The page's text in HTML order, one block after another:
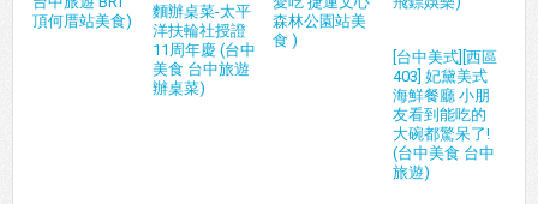
頂何厝站美食)
麵辦桌菜-太平
洋扶輪社授證
11周年慶 (台中
美食 台中旅遊
辦桌菜)
森林公園站美
食 )
[台中美式][西區
403] 妃黛美式
海鮮餐廳 小朋
友看到能吃的
大碗都驚呆了!
(台中美食 台中
旅遊)